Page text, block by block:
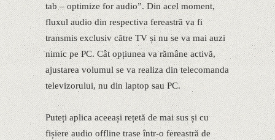
tab – optimize for audio”. Din acel moment,
fluxul audio din respectiva fereastră va fi
transmis exclusiv către TV și nu se va mai auzi
nimic pe PC. Cât opțiunea va rămâne activă,
ajustarea volumul se va realiza din telecomanda
televizorului, nu din laptop sau PC.
Puteți aplica aceeași rețetă de mai sus și cu
fișiere audio offline trase într-o fereastră de